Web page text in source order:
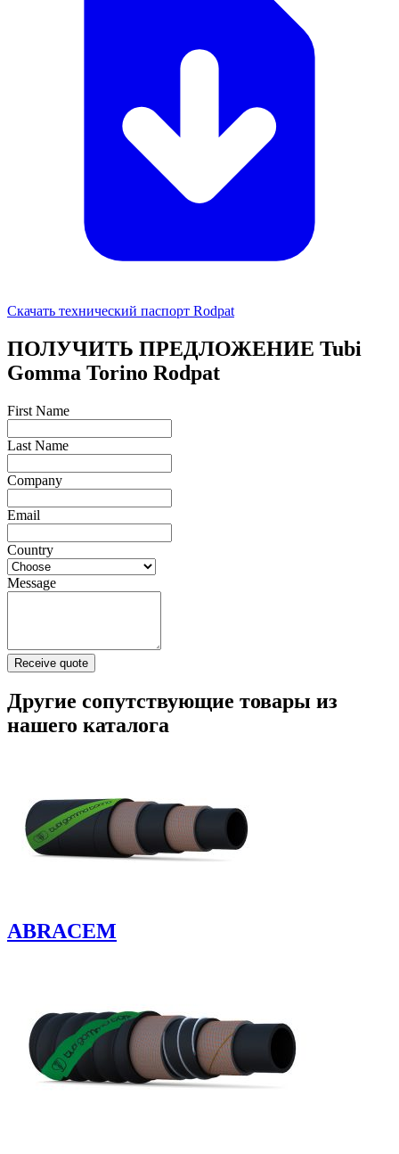
Скачать технический паспорт Rodpat
ПОЛУЧИТЬ ПРЕДЛОЖЕНИЕ Tubi
Gomma Torino Rodpat
First Name
Last Name
Company
Email
Country
Message
Receive quote
Другие сопутствующие товары из
нашего каталога
ABRACEM